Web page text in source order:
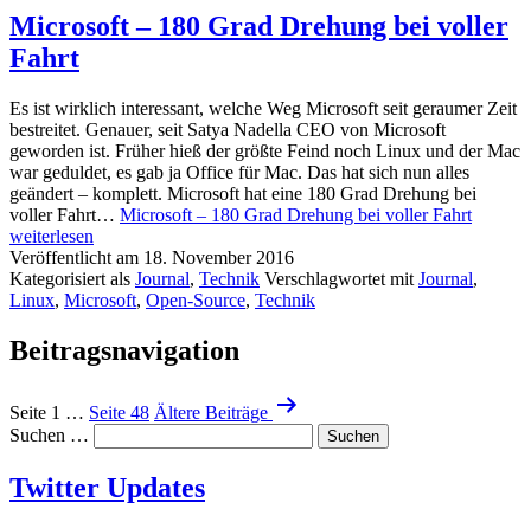
Microsoft – 180 Grad Drehung bei voller
Fahrt
Es ist wirklich interessant, welche Weg Microsoft seit geraumer Zeit
bestreitet. Genauer, seit Satya Nadella CEO von Microsoft
geworden ist. Früher hieß der größte Feind noch Linux und der Mac
war geduldet, es gab ja Office für Mac. Das hat sich nun alles
geändert – komplett. Microsoft hat eine 180 Grad Drehung bei
voller Fahrt… Microsoft – 180 Grad Drehung bei voller Fahrt
weiterlesen
Veröffentlicht am 18. November 2016
Kategorisiert als Journal, Technik Verschlagwortet mit Journal,
Linux, Microsoft, Open-Source, Technik
Beitragsnavigation
Seite 1 … Seite 48 Ältere Beiträge
Suchen …
Twitter Updates